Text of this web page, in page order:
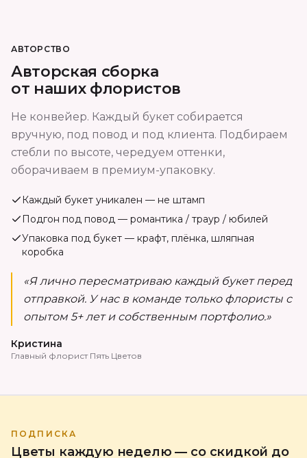
АВТОРСТВО
Авторская сборка
от наших флористов
Не конвейер. Каждый букет собирается
вручную, под повод и под клиента. Подбираем
стебли по высоте, чередуем оттенки,
оборачиваем в премиум-упаковку.
Каждый букет уникален — не штамп
Подгон под повод — романтика / траур / юбилей
Упаковка под букет — крафт, плёнка, шляпная
коробка
«Я лично пересматриваю каждый букет перед
отправкой. У нас в команде только флористы с
опытом 5+ лет и собственным портфолио.»
Кристина
Главный флорист Пять Цветов
ПОДПИСКА
Цветы каждую неделю — со скидкой до